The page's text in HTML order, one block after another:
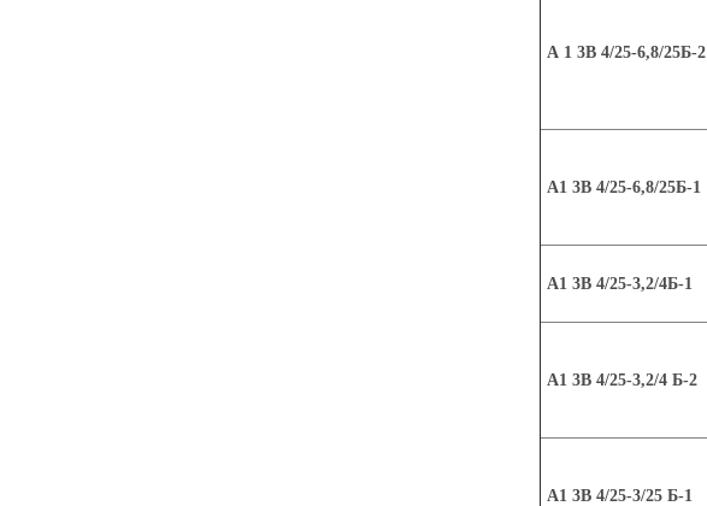
А 1 3В 4/25-6,8/25Б-2
А1 3В 4/25-6,8/25Б-1
А1 3В 4/25-3,2/4Б-1
А1 3В 4/25-3,2/4 Б-2
А1 3В 4/25-3/25 Б-1